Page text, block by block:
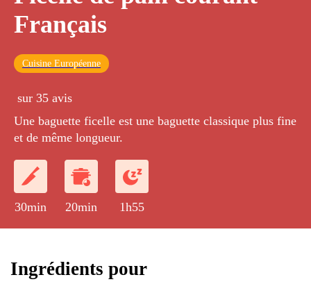
Français
Cuisine Européenne
sur 35 avis
Une baguette ficelle est une baguette classique plus fine
et de même longueur.
30min 20min 1h55
Ingrédients pour